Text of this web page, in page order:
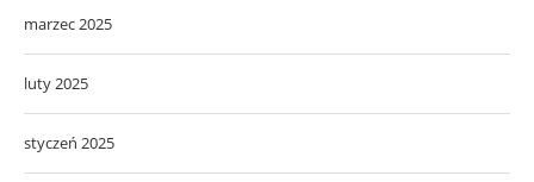
marzec 2025
luty 2025
styczeń 2025